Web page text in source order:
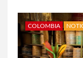
COLOMBIA